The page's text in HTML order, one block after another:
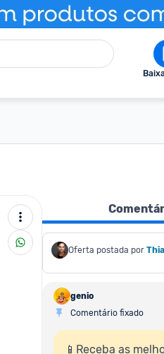
Oferta postada por
genio
Comentário fixado
📱Receba as